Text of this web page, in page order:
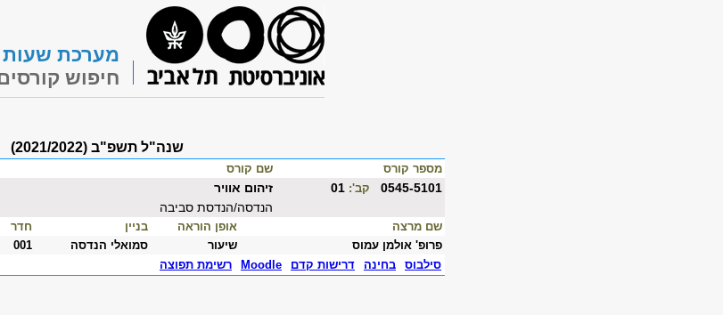
מערכת שעות
חיפוש
שנה"ל תשפ"ב (2021/2022)
מספר קורס שם קורס
0545-5101 קב':
זיהום אוויר
הנדסה/הנדסת סביבה
שם מרצה אופן הוראה בניין חדר
פרופ' אולמן עמוס
שיעור סמואלי הנדסה 001
סילבוס
בחינה דרישות קדם Moodle רשימת תפוצה